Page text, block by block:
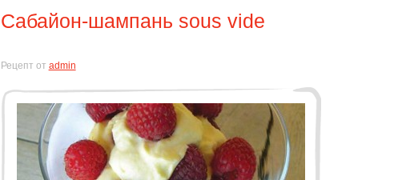
Сабайон-шампань sous vide
Рецепт от admin